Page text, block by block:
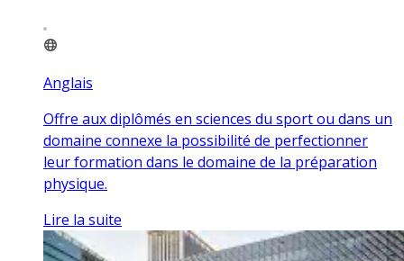
Anglais
Offre aux diplômés en sciences du sport ou dans un
domaine connexe la possibilité de perfectionner
leur formation dans le domaine de la préparation
physique.
Lire la suite